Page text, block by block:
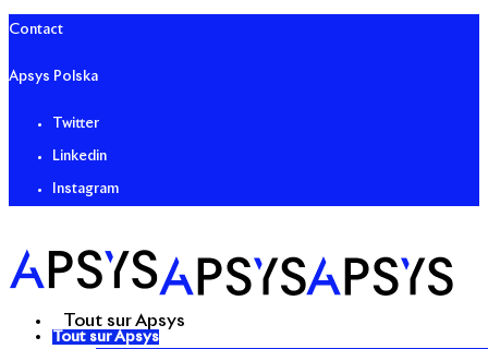
Contact
Apsys Polska
Twitter
Linkedin
Instagram
Tout sur Apsys
Tout sur Apsys